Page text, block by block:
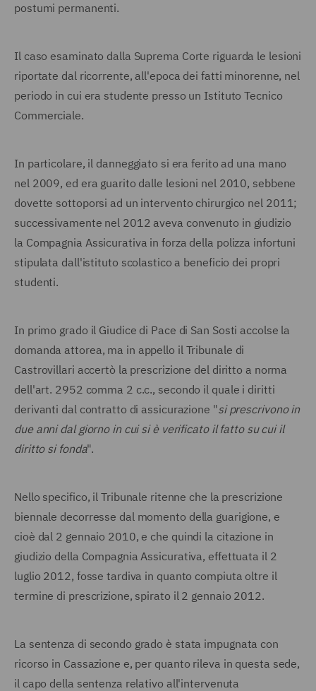
postumi permanenti.
Il caso esaminato dalla Suprema Corte riguarda le lesioni
riportate dal ricorrente, all'epoca dei fatti minorenne, nel
periodo in cui era studente presso un Istituto Tecnico
Commerciale.
In particolare, il danneggiato si era ferito ad una mano
nel 2009, ed era guarito dalle lesioni nel 2010, sebbene
dovette sottoporsi ad un intervento chirurgico nel 2011;
successivamente nel 2012 aveva convenuto in giudizio
la Compagnia Assicurativa in forza della polizza infortuni
stipulata dall'istituto scolastico a beneficio dei propri
studenti.
In primo grado il Giudice di Pace di San Sosti accolse la
domanda attorea, ma in appello il Tribunale di
Castrovillari accertò la prescrizione del diritto a norma
dell'art. 2952 comma 2 c.c., secondo il quale i diritti
derivanti dal contratto di assicurazione "si prescrivono in
due anni dal giorno in cui si è verificato il fatto su cui il
diritto si fonda".
Nello specifico, il Tribunale ritenne che la prescrizione
biennale decorresse dal momento della guarigione, e
cioè dal 2 gennaio 2010, e che quindi la citazione in
giudizio della Compagnia Assicurativa, effettuata il 2
luglio 2012, fosse tardiva in quanto compiuta oltre il
termine di prescrizione, spirato il 2 gennaio 2012.
La sentenza di secondo grado è stata impugnata con
ricorso in Cassazione e, per quanto rileva in questa sede,
il capo della sentenza relativo all'intervenuta